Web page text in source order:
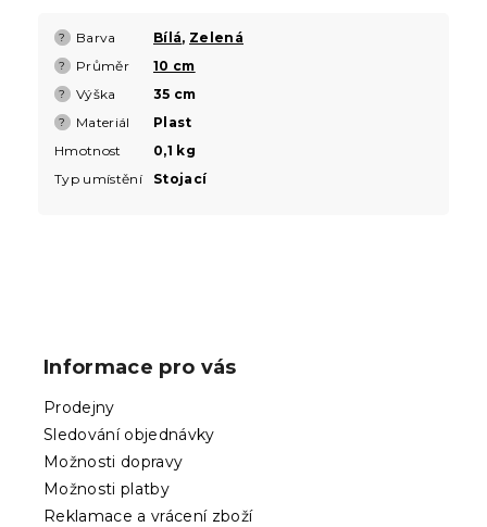
? Barva Bílá, Zelená
? Průměr 10 cm
? Výška 35 cm
? Materiál
Plast
Hmotnost
0,1 kg
Typ umístění
Stojací
Informace pro vás
Prodejny
Sledování objednávky
Možnosti dopravy
Možnosti platby
Reklamace a vrácení zboží